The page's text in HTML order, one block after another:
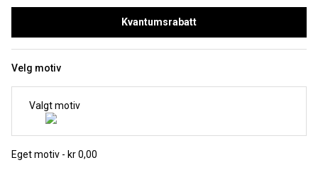
Kvantumsrabatt
Velg motiv
Valgt motiv
Eget motiv - kr 0,00